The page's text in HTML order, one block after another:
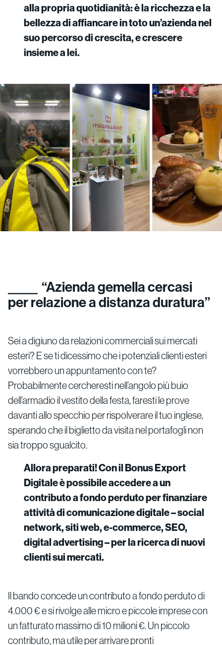
alla propria quotidianità: è la ricchezza e la
bellezza di affiancare in toto un’azienda nel
suo percorso di crescita, e crescere
insieme a lei.
“Azienda gemella cercasi
per relazione a distanza duratura”
Sei a digiuno da relazioni commerciali sui mercati
esteri? E se ti dicessimo che i potenziali clienti esteri
vorrebbero un appuntamento con te?
Probabilmente cercheresti nell’angolo più buio
dell’armadio il vestito della festa, faresti le prove
davanti allo specchio per rispolverare il tuo inglese,
sperando che il biglietto da visita nel portafogli non
sia troppo sgualcito.
Allora preparati! Con il Bonus Export
Digitale è possibile accedere a un
contributo a fondo perduto per finanziare
attività di comunicazione digitale – social
network, siti web, e-commerce, SEO,
digital advertising – per la ricerca di nuovi
clienti sui mercati.
Il bando concede un contributo a fondo perduto di
4.000 € e si rivolge alle micro e piccole imprese con
un fatturato massimo di 10 milioni €. Un piccolo
contributo, ma utile per arrivare pronti